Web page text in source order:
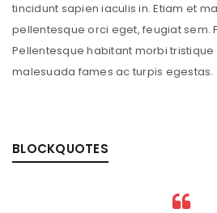
tincidunt sapien iaculis in. Etiam et
pellentesque orci eget, feugiat sem.
Pellentesque habitant morbi
malesuada fames ac turpis egestas.
BLOCKQUOTES